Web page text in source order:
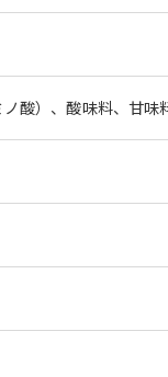
酸）、酸味料、甘